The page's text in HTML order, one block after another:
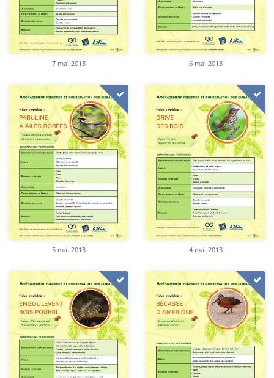
7 mai 2013 6 mai 2013
5 mai 2013 4 mai 2013